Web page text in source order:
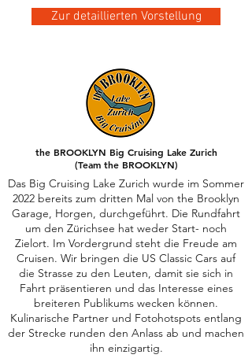
Zur detaillierten Vorstellung
the BROOKLYN Big Cruising Lake Zurich
(Team the BROOKLYN)
Das Big Cruising Lake Zurich wurde im Sommer
2022 bereits zum dritten Mal von the Brooklyn
Garage, Horgen, durchgeführt. Die Rundfahrt
um den Zürichsee hat weder Start- noch
Zielort. Im Vordergrund steht die Freude am
Cruisen. Wir bringen die US Classic Cars auf
die Strasse zu den Leuten, damit sie sich in
Fahrt präsentieren und das Interesse eines
breiteren Publikums wecken können.
Kulinarische Partner und Fotohotspots entlang
der Strecke runden den Anlass ab und machen
ihn einzigartig.